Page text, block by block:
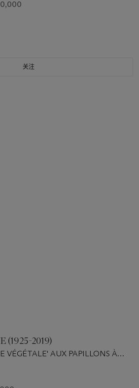
关注
(1925-2019)
VÉGÉTALE' AUX PAPILLONS À